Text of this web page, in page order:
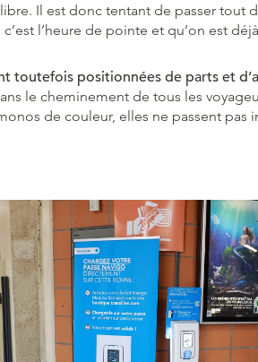
Il est donc tentant de passer tout
l’heure de pointe et qu’on est
toutefois positionnées de parts et
le cheminement de tous les
de couleur, elles ne passent pas